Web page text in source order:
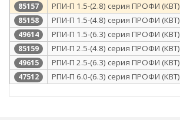
85157 РПИ-П 1.5-(2.8) серия ПРОФИ (КВТ)
85158 РПИ-П 1.5-(4.8) серия ПРОФИ (КВТ)
49614 РПИ-П 1.5-(6.3) серия ПРОФИ (КВТ)
85159 РПИ-П 2.5-(4.8) серия ПРОФИ (КВТ)
49615 РПИ-П 2.5-(6.3) серия ПРОФИ (КВТ)
47512 РПИ-П 6.0-(6.3) серия ПРОФИ (КВТ)